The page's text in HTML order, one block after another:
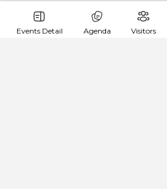
Events Detail Agenda Visitors